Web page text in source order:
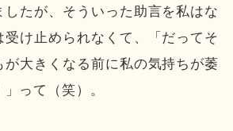
したが、そういった助言を私はな
受け止められなくて、「だってそ
が大きくなる前に私の気持ちが萎
って（笑）。